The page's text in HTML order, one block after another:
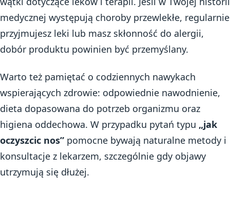
medycznej występują choroby przewlekłe, regularnie
przyjmujesz leki lub masz skłonność do alergii,
dobór produktu powinien być przemyślany.
Warto też pamiętać o codziennych nawykach
wspierających zdrowie: odpowiednie nawodnienie,
dieta dopasowana do potrzeb organizmu oraz
higiena oddechowa. W przypadku pytań typu „jak
oczyszcic nos” pomocne bywają naturalne metody i
konsultacje z lekarzem, szczególnie gdy objawy
utrzymują się dłużej.